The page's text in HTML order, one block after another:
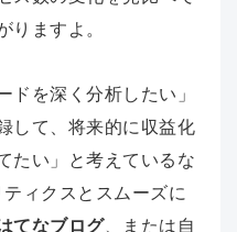
りますよ。
ドを深く分析したい」
して、将来的に収益化
たい」と考えているな
ィクスとスムーズに
てなブログ、または自